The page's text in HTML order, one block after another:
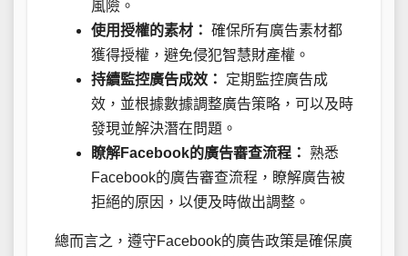
風險。
使用授權的素材： 確保所有廣告素材都
獲得授權，避免侵犯智慧財產權。
持續監控廣告成效：
定期監控廣告成
效，並根據數據調整廣告策略，可以及時
發現並解決潛在問題。
瞭解Facebook的廣告審查流程： 熟悉
Facebook的廣告審查流程，瞭解廣告被
拒絕的原因，以便及時做出調整。
總而言之，遵守Facebook的廣告政策是確保廣